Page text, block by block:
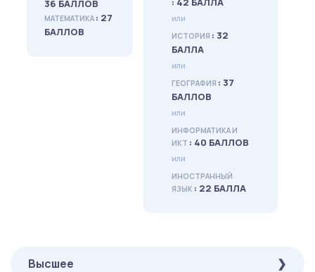
36 БАЛЛОВ
МАТЕМАТИКА : 27
БАЛЛОВ
или
ИСТОРИЯ : 32
БАЛЛА
или
ГЕОГРАФИЯ : 37
БАЛЛОВ
или
ИНФОРМАТИКА И
ИКТ : 40 БАЛЛОВ
или
ИНОСТРАННЫЙ
ЯЗЫК : 22 БАЛЛА
Высшее